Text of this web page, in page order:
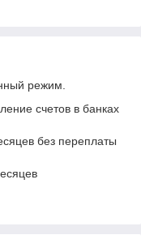
режим.
счетов в банках
без переплаты